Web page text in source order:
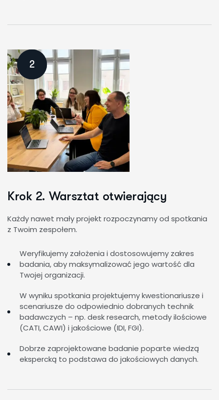
2
Krok 2. Warsztat otwierający
Każdy nawet mały projekt rozpoczynamy od spotkania
z Twoim zespołem.
Weryfikujemy założenia i dostosowujemy zakres
badania, aby maksymalizować jego wartość dla
Twojej organizacji.
W wyniku spotkania projektujemy kwestionariusze i
scenariusze do odpowiednio dobranych technik
badawczych – np. desk research, metody ilościowe
(CATI, CAWI) i jakościowe (IDI, FGI).
Dobrze zaprojektowane badanie poparte wiedzą
ekspercką to podstawa do jakościowych danych.